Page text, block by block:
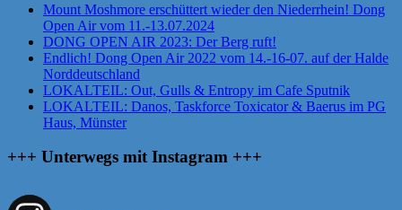
Mount Moshmore erschüttert wieder den Niederrhein! Dong
Open Air vom 11.-13.07.2024
DONG OPEN AIR 2023: Der Berg ruft!
Endlich! Dong Open Air 2022 vom 14.-16-07. auf der Halde
Norddeutschland
LOKALTEIL: Out, Gulls & Entropy im Cafe Sputnik
LOKALTEIL: Danos, Taskforce Toxicator & Baerus im PG
Haus, Münster
+++ Unterwegs mit Instagram +++